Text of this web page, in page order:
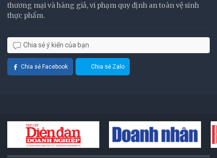
thương mại và hàng giả, vi phạm quy định an toàn vệ sinh
thực phẩm.
Chia sẻ ý kiến của bạn
Chia sẻ Facebook Chia sẻ Zalo